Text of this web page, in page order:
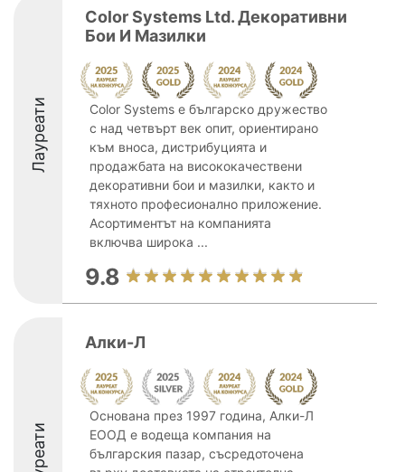
Лауреати
Color Systems Ltd. Декоративни
Бои И Мазилки
Color Systems е българско дружество
с над четвърт век опит, ориентирано
към вноса, дистрибуцията и
продажбата на висококачествени
декоративни бои и мазилки, както и
тяхното професионално приложение.
Асортиментът на компанията
включва широка ...
9.8
Алки-Л
Основана през 1997 година, Алки-Л
ЕООД е водеща компания на
българския пазар, съсредоточена